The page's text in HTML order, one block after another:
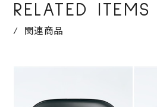
RELATED ITEMS
関連商品